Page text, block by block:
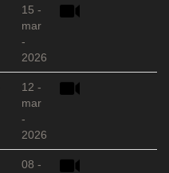
15 -
mar
-
2026
12 -
mar
-
2026
08 -